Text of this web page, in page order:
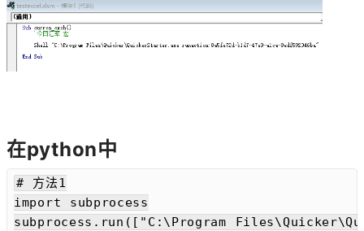
在python中
# 方法1
import subprocess
subprocess.run(["C:\Program